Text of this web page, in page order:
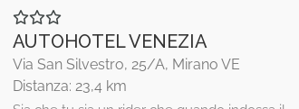
AUTOHOTEL VENEZIA
Via San Silvestro, 25/A, Mirano VE
Distanza: 23,4 km